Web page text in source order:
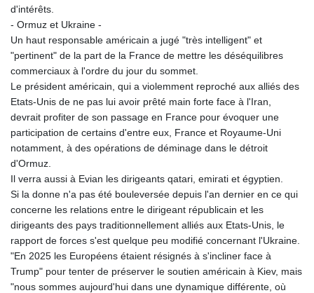
d'intérêts.
- Ormuz et Ukraine -
Un haut responsable américain a jugé "très intelligent" et
"pertinent" de la part de la France de mettre les déséquilibres
commerciaux à l'ordre du jour du sommet.
Le président américain, qui a violemment reproché aux alliés des
Etats-Unis de ne pas lui avoir prêté main forte face à l'Iran,
devrait profiter de son passage en France pour évoquer une
participation de certains d'entre eux, France et Royaume-Uni
notamment, à des opérations de déminage dans le détroit
d'Ormuz.
Il verra aussi à Evian les dirigeants qatari, emirati et égyptien.
Si la donne n'a pas été bouleversée depuis l'an dernier en ce qui
concerne les relations entre le dirigeant républicain et les
dirigeants des pays traditionnellement alliés aux Etats-Unis, le
rapport de forces s'est quelque peu modifié concernant l'Ukraine.
"En 2025 les Européens étaient résignés à s'incliner face à
Trump" pour tenter de préserver le soutien américain à Kiev, mais
"nous sommes aujourd'hui dans une dynamique différente, où